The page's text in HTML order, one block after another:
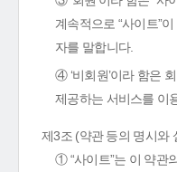
계속적으로 “사이트”
자를 말합니다.
④ ‘비회원’이라 함은
제공하는 서비스를 이
제3조 (약관 등의 명시와
① “사이트”는 이 약관